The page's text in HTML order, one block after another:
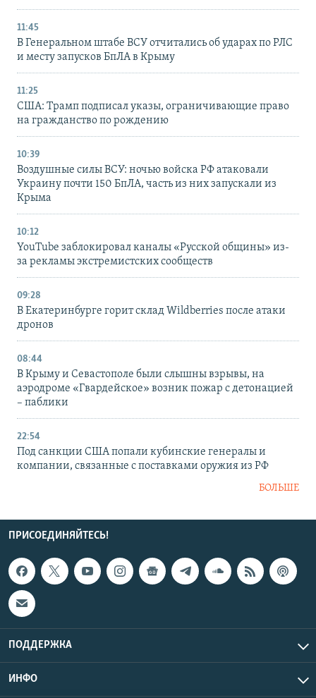
11:45
В Генеральном штабе ВСУ отчитались об ударах по РЛС
и месту запусков БпЛА в Крыму
11:25
США: Трамп подписал указы, ограничивающие право
на гражданство по рождению
10:39
Воздушные силы ВСУ: ночью войска РФ атаковали
Украину почти 150 БпЛА, часть из них запускали из
Крыма
10:12
YouTube заблокировал каналы «Русской общины» из-
за рекламы экстремистских сообществ
09:28
В Екатеринбурге горит склад Wildberries после атаки
дронов
08:44
В Крыму и Севастополе были слышны взрывы, на
аэродроме «Гвардейское» возник пожар с детонацией
– паблики
22:54
Под санкции США попали кубинские генералы и
компании, связанные с поставками оружия из РФ
БОЛЬШЕ
ПРИСОЕДИНЯЙТЕСЬ!
ПОДДЕРЖКА
ИНФО